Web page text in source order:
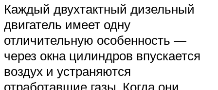
Каждый двухтактный дизельный
двигатель имеет одну
отличительную особенность —
через окна цилиндров впускается
воздух и устраняются
отработавшие газы. Когда они